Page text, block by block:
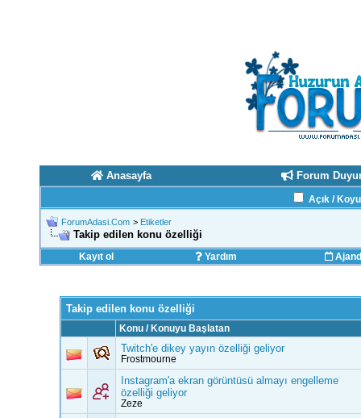
Anasayfa Forum
Açık /
ForumAdasi.Com > Etiketler
Takip edilen konu özelliği
Kayıt ol Yardım
Takip edilen konu özelliği
Konu / Konuyu Başlatan
Twitch'e dikey yayın özelliği geliyor
Frostmourne
Instagram'a ekran görüntüsü almayı engelleme
özelliği geliyor
Zeze